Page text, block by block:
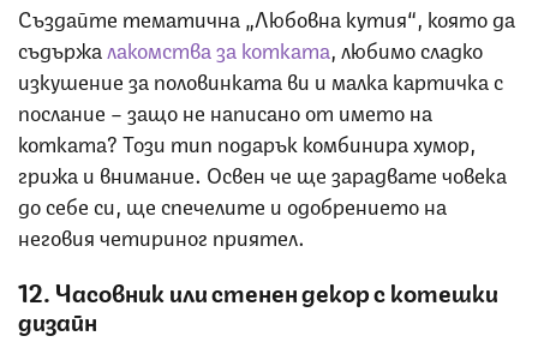
Създайте тематична „Любовна кутия“, която да
съдържалакомства за котката, любимо сладко
изкушение за половинката ви и малка картичка с
послание – защо не написано от името на
котката? Този тип подарък комбинира хумор,
грижа и внимание. Освен че ще зарадвате човека
до себе си, ще спечелите и одобрението на
неговия четириног приятел.
12. Часовник или стенен декор с котешки
дизайн